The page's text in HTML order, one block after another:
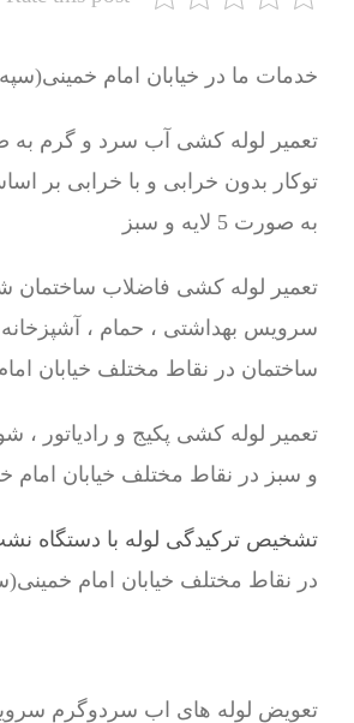
خدمات ما در خیابان امام
تعمیر لوله کشی آب سرد و گرم به
توکار بدون خرابی و با خرابی بر
به صورت 5 لایه و سبز
تعمیر لوله کشی فاضلاب
سرویس بهداشتی ، حمام ،
ساختمان در نقاط مختلف خیابان
و سبز در نقاط مختلف خیابان امام
تشخیص ترکیدگی لوله با دستگاه
در نقاط مختلف خیابان امام
تعویض لوله های اب سردوگرم